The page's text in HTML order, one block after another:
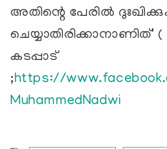
അതിന്റെ പേരില്
ചെയ്യാതിരിക്കാനാണിത്' (
കടപ്പാട്
;https://
MuhammedNadwi